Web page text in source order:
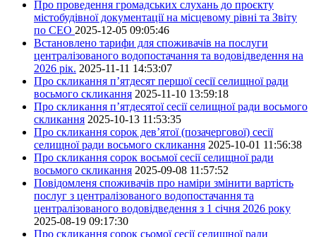
Про проведення громадських слухань до проєкту
містобудівної документації на місцевому рівні та Звіту
по СЕО 2025-12-05 09:05:46
Встановлено тарифи для споживачів на послуги
централізованого водопостачання та водовідведення на
2026 рік. 2025-11-11 14:53:07
Про скликання п’ятдесят першої сесії селищної ради
восьмого скликання 2025-11-10 13:59:18
Про скликання п’ятдесятої сесії селищної ради восьмого
скликання 2025-10-13 11:53:35
Про скликання сорок дев’ятої (позачергової) сесії
селищної ради восьмого скликання 2025-10-01 11:56:38
Про скликання сорок восьмої сесії селищної ради
восьмого скликання 2025-09-08 11:57:52
Повідомленя споживачів про наміри змінити вартість
послуг з централізованого водопостачання та
централізованого водовідведення з 1 січня 2026 року
2025-08-19 09:17:30
Про скликання сорок сьомої сесії селищної ради